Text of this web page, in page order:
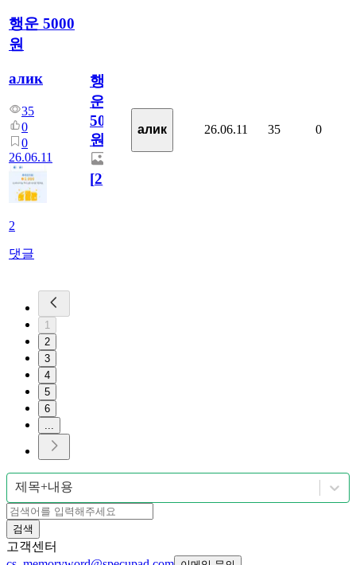
행운 5000
원
алик
35
0
0
26.06.11
2
댓글
행
운
5000
원
[2]
алик 26.06.11 35 0
1
2
3
4
5
6
제목+내용
검색
고객센터